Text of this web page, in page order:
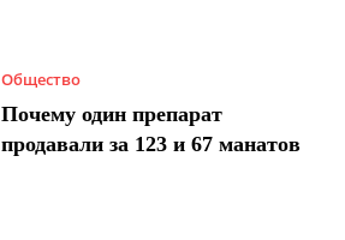
Общество
Почему один препарат
продавали за 123 и 67 манатов